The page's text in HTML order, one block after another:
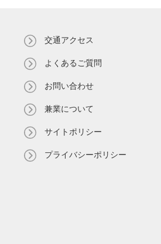
交通アクセス
よくあるご質問
お問い合わせ
兼業について
サイトポリシー
プライバシーポリシー